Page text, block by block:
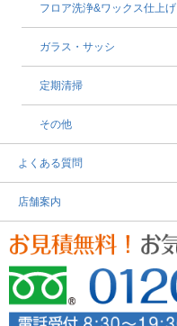
フロア洗浄&ワックス仕上げ
ガラス・サッシ
定期清掃
その他
よくある質問
店舗案内